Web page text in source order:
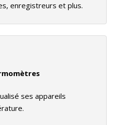
enregistreurs et plus.
ses appareils